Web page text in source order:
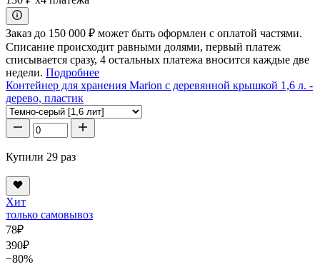
Заказ до 150 000 ₽ может быть оформлен с оплатой частями.
Списание происходит равными долями, первый платеж
списывается сразу, 4 остальных платежа вносится каждые две
недели. Подробнее
Контейнер для хранения Marion с деревянной крышкой 1,6 л. -
дерево, пластик
Купили 29 раз
Хит
только самовывоз
78₽
390₽
−80%